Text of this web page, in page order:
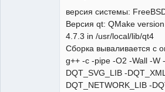
версия системы:
Версия qt: QMake
4.7.3 in /usr/local/lib/qt4
Сборка вываливается с
g++ -c -pipe -O2 -Wall -W
DQT_SVG_LIB -
DQT_NETWORK_LIB -